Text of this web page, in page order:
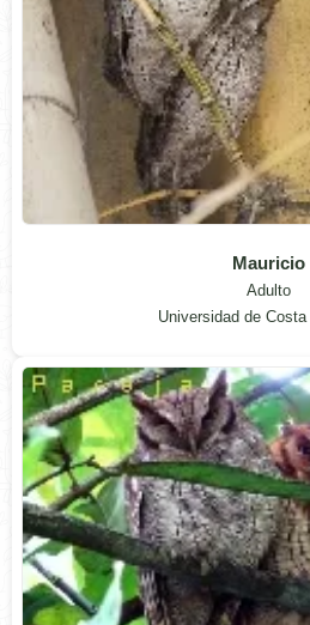
Mauricio
Adulto
Universidad de